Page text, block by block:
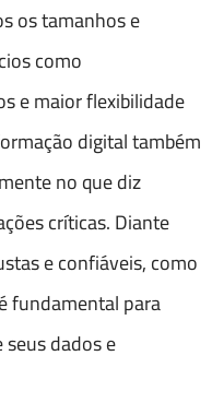
os tamanhos e
como
e maior flexibilidade
digital também
no que diz
críticas. Diante
e confiáveis, como
fundamental para
dados e